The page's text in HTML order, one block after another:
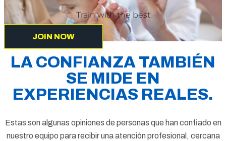
Train with the best
JOIN NOW
LA CONFIANZA TAMBIÉN
SE MIDE EN
EXPERIENCIAS REALES.
Estas son algunas opiniones de personas que han confiado en
nuestro equipo para recibir una atención profesional, cercana